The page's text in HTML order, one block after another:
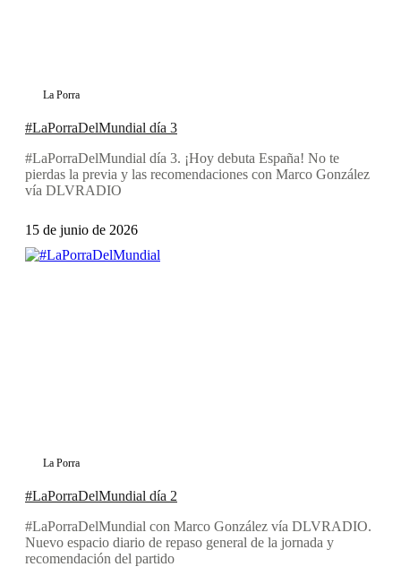
La Porra
#LaPorraDelMundial día 3
#LaPorraDelMundial día 3. ¡Hoy debuta España! No te
pierdas la previa y las recomendaciones con Marco González
vía DLVRADIO
15 de junio de 2026
La Porra
#LaPorraDelMundial día 2
#LaPorraDelMundial con Marco González vía DLVRADIO.
Nuevo espacio diario de repaso general de la jornada y
recomendación del partido